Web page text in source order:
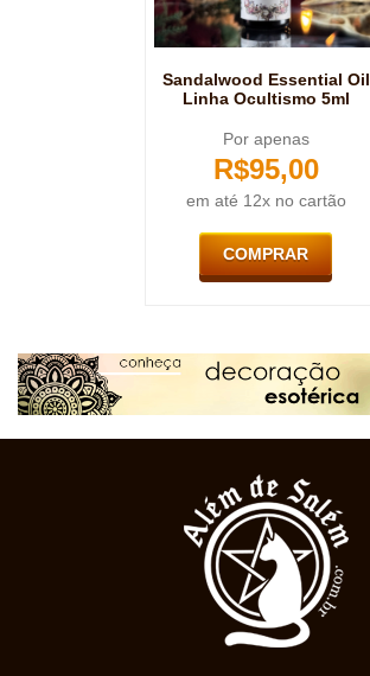
Sandalwood Essential Oil
Linha Ocultismo 5ml
Por apenas
R$95,00
em até 12x no cartão
COMPRAR